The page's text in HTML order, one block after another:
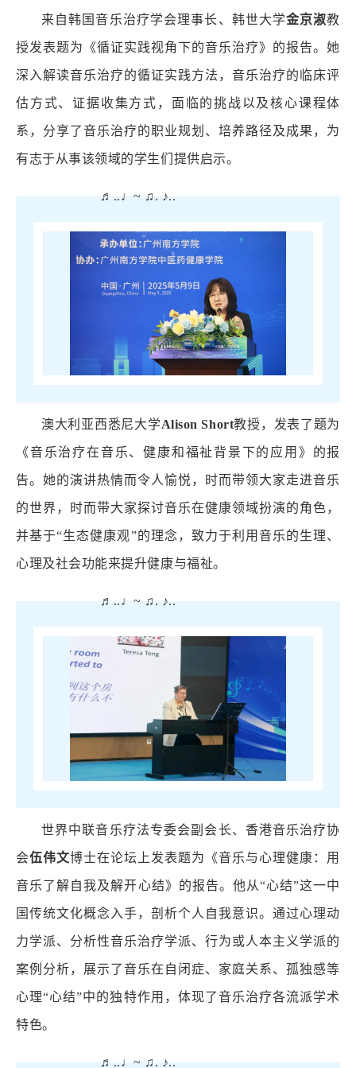
来自韩国音乐治疗学会理事长、韩世大学金京淑教
授发表题为《循证实践视角下的音乐治疗》的报告。她
深入解读音乐治疗的循证实践方法，音乐治疗的临床评
估方式、证据收集方式，面临的挑战以及核心课程体
系，分享了音乐治疗的职业规划、培养路径及成果，为
有志于从事该领域的学生们提供启示。
♬..♩~ ♫. ♪..
澳大利亚西悉尼大学Alison Short教授，发表了题为
《音乐治疗在音乐、健康和福祉背景下的应用》的报
告。她的演讲热情而令人愉悦，时而带领大家走进音乐
的世界，时而带大家探讨音乐在健康领域扮演的角色，
并基于“生态健康观”的理念，致力于利用音乐的生理、
心理及社会功能来提升健康与福祉。
♬..♩~ ♫. ♪..
世界中联音乐疗法专委会副会长、香港音乐治疗协
会伍伟文博士在论坛上发表题为《音乐与心理健康：用
音乐了解自我及解开心结》的报告。他从“心结”这一中
国传统文化概念入手，剖析个人自我意识。通过心理动
力学派、分析性音乐治疗学派、行为或人本主义学派的
案例分析，展示了音乐在自闭症、家庭关系、孤独感等
心理“心结”中的独特作用，体现了音乐治疗各流派学术
特色。
♬..♩~ ♫. ♪..